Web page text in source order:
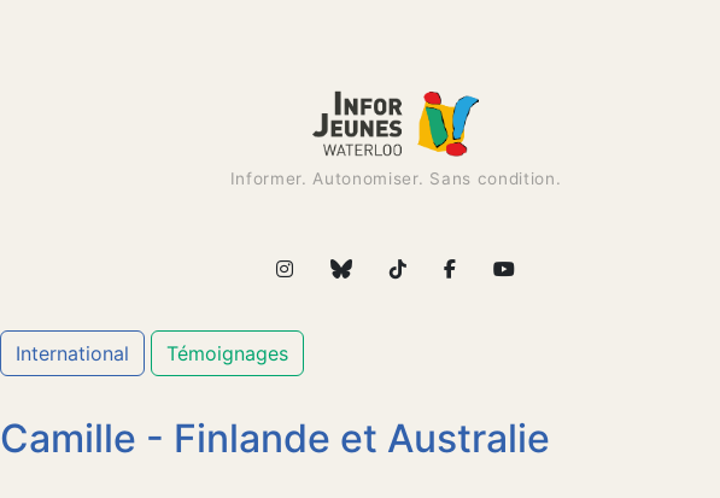
Informer. Autonomiser. Sans condition.
International Témoignages
Camille - Finlande et Australie